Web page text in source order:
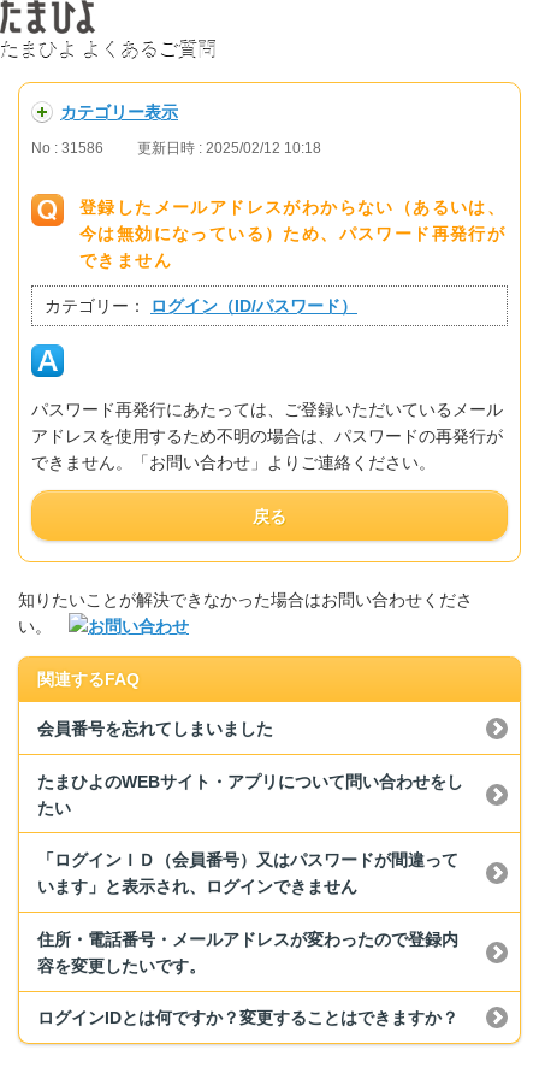
たまひよ よくあるご質問
カテゴリー表示
No : 31586 更新日時 : 2025/02/12 10:18
登録したメールアドレスがわからない（あるいは、
今は無効になっている）ため、パスワード再発行が
できません
カテゴリー： ログイン（ID/パスワード）
パスワード再発行にあたっては、ご登録いただいているメール
アドレスを使用するため不明の場合は、パスワードの再発行が
できません。「お問い合わせ」よりご連絡ください。
戻る
知りたいことが解決できなかった場合はお問い合わせくださ
い。
関連するFAQ
会員番号を忘れてしまいました
たまひよのWEBサイト・アプリについて問い合わせをし
たい
「ログインＩＤ（会員番号）又はパスワードが間違って
います」と表示され、ログインできません
住所・電話番号・メールアドレスが変わったので登録内
容を変更したいです。
ログインIDとは何ですか？変更することはできますか？